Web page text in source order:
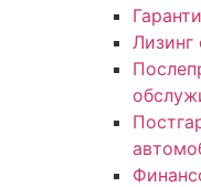
Лизинг